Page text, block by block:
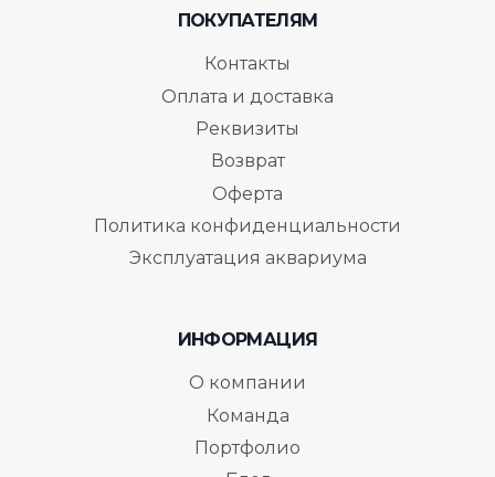
ПОКУПАТЕЛЯМ
Контакты
Оплата и доставка
Реквизиты
Возврат
Оферта
Политика конфиденциальности
Эксплуатация аквариума
ИНФОРМАЦИЯ
О компании
Команда
Портфолио